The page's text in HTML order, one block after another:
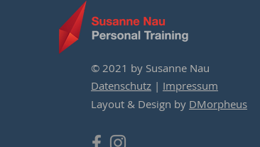
© 2021 by Susanne Nau
Datenschutz | Impressum
Layout & Design by DMorpheus